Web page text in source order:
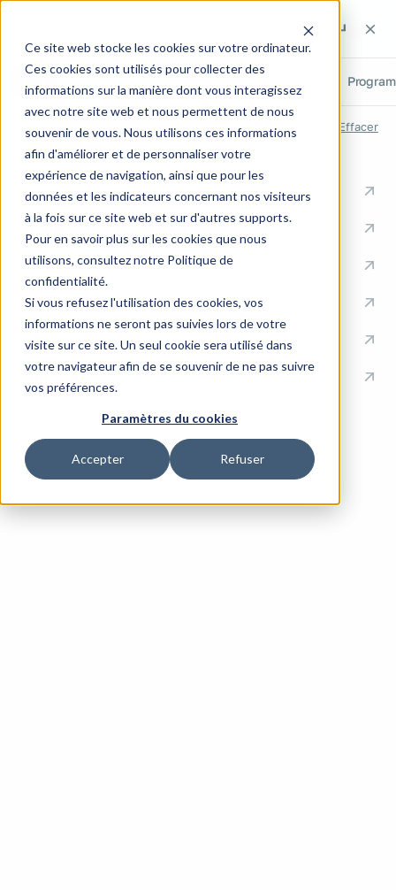
Ce site web stocke les cookies sur votre ordinateur.
Ces cookies sont utilisés pour collecter des
informations sur la manière dont vous interagissez
avec notre site web et nous permettent de nous
souvenir de vous. Nous utilisons ces informations
afin d'améliorer et de personnaliser votre
expérience de navigation, ainsi que pour les
données et les indicateurs concernant nos visiteurs
à la fois sur ce site web et sur d'autres supports.
Pour en savoir plus sur les cookies que nous
utilisons, consultez notre Politique de
confidentialité.
Si vous refusez l'utilisation des cookies, vos
informations ne seront pas suivies lors de votre
visite sur ce site. Un seul cookie sera utilisé dans
votre navigateur afin de se souvenir de ne pas suivre
vos préférences.
Paramètres du cookies
Accepter Refuser
RECHERCHES RÉCENTES Effacer
ACCÈS RAPIDES
Conseil en Knowledge Management
Formation
Communication
Documentation
Ingénierie Support
Industrie